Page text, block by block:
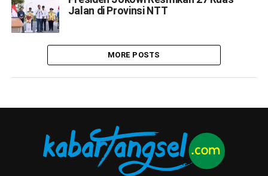
Jalan di Provinsi NTT
MORE POSTS